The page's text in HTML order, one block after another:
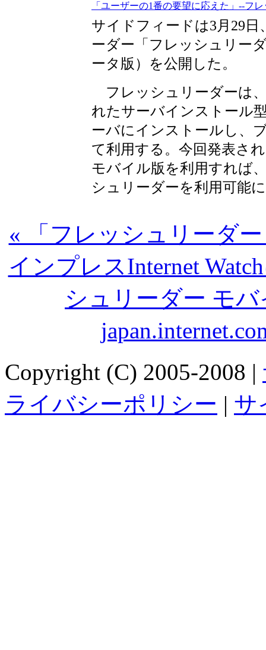
「ユーザーの1番の要望に応えた」--フ
サイドフィードは3月29日
ーダー「フレッシュリー
ータ版）を公開した。
フレッシュリーダーは
れたサーバインストール
ーバにインストールし、
て利用する。今回発表さ
モバイル版を利用すれば
シュリーダーを利用可能
« 「フレッシュリーダ
インプレスInternet
シュリーダー モ
Copyright (C) 2005-2008 |
ライバシーポリシー | サ